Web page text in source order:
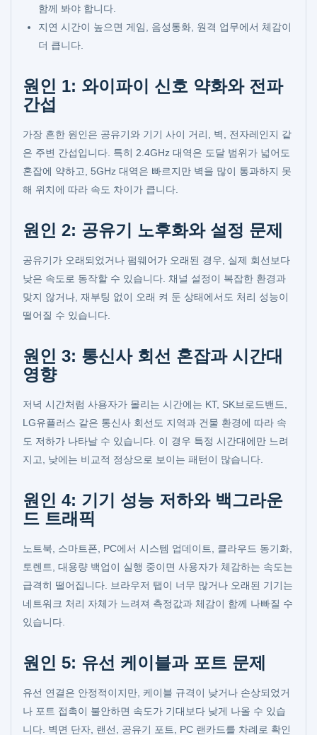
함께 봐야 합니다.
지연 시간이 높으면 게임, 음성통화, 원격 업무에서 체감이
더 큽니다.
원인 1: 와이파이 신호 약화와 전파
간섭
가장 흔한 원인은 공유기와 기기 사이 거리, 벽, 전자레인지 같
은 주변 간섭입니다. 특히 2.4GHz 대역은 도달 범위가 넓어도
혼잡에 약하고, 5GHz 대역은 빠르지만 벽을 많이 통과하지 못
해 위치에 따라 속도 차이가 큽니다.
원인 2: 공유기 노후화와 설정 문제
공유기가 오래되었거나 펌웨어가 오래된 경우, 실제 회선보다
낮은 속도로 동작할 수 있습니다. 채널 설정이 복잡한 환경과
맞지 않거나, 재부팅 없이 오래 켜 둔 상태에서도 처리 성능이
떨어질 수 있습니다.
원인 3: 통신사 회선 혼잡과 시간대
영향
저녁 시간처럼 사용자가 몰리는 시간에는 KT, SK브로드밴드,
LG유플러스 같은 통신사 회선도 지역과 건물 환경에 따라 속
도 저하가 나타날 수 있습니다. 이 경우 특정 시간대에만 느려
지고, 낮에는 비교적 정상으로 보이는 패턴이 많습니다.
원인 4: 기기 성능 저하와 백그라운
드 트래픽
노트북, 스마트폰, PC에서 시스템 업데이트, 클라우드 동기화,
토렌트, 대용량 백업이 실행 중이면 사용자가 체감하는 속도는
급격히 떨어집니다. 브라우저 탭이 너무 많거나 오래된 기기는
네트워크 처리 자체가 느려져 측정값과 체감이 함께 나빠질 수
있습니다.
원인 5: 유선 케이블과 포트 문제
유선 연결은 안정적이지만, 케이블 규격이 낮거나 손상되었거
나 포트 접촉이 불안하면 속도가 기대보다 낮게 나올 수 있습
니다. 벽면 단자, 랜선, 공유기 포트, PC 랜카드를 차례로 확인